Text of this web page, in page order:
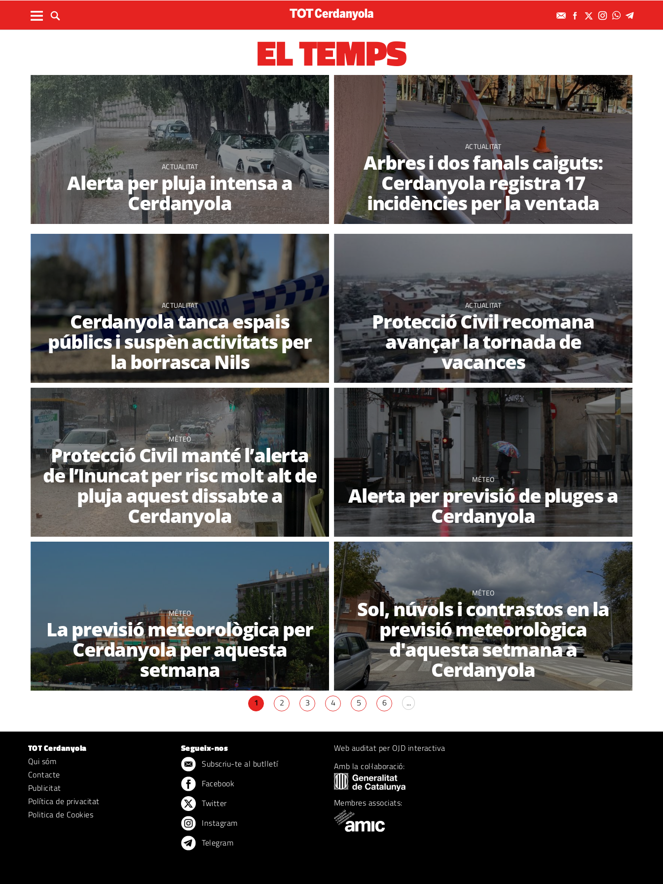
EL TEMPS
ACTUALITAT
Alerta per pluja intensa a
Cerdanyola
ACTUALITAT
Arbres i dos fanals caiguts:
Cerdanyola registra 17
incidències per la ventada
ACTUALITAT
Cerdanyola tanca espais
públics i suspèn activitats per
la borrasca Nils
ACTUALITAT
Protecció Civil recomana
avançar la tornada de
vacances
MÉTEO
Protecció Civil manté l’alerta
de l’Inuncat per risc molt alt de
pluja aquest dissabte a
Cerdanyola
MÉTEO
Alerta per previsió de pluges a
Cerdanyola
MÉTEO
La previsió meteorològica per
Cerdanyola per aquesta
setmana
MÉTEO
Sol, núvols i contrastos en la
previsió meteorològica
d'aquesta setmana a
Cerdanyola
1 2 3 4 5 6 ...
TOT Cerdanyola
Qui sóm
Contacte
Publicitat
Política de privacitat
Politica de Cookies
Segueix-nos
Subscriu-te al butlletí
Facebook
Twitter
Instagram
Telegram
Web auditat per OJD interactiva
Amb la col·laboració:
Membres associats: